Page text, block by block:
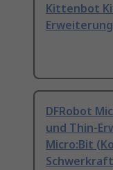
Kittenbot
DFRobot
und Thin-
Micro:Bit